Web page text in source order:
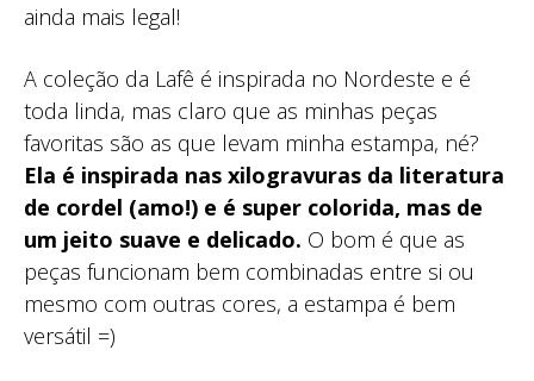
ainda mais legal!
A coleção da Lafê é inspirada no Nordeste e é
toda linda, mas claro que as minhas peças
favoritas são as que levam minha estampa, né?
Ela é inspirada nas xilogravuras da literatura
de cordel (amo!) e é super colorida, mas de
um jeito suave e delicado. O bom é que as
peças funcionam bem combinadas entre si ou
mesmo com outras cores, a estampa é bem
versátil =)